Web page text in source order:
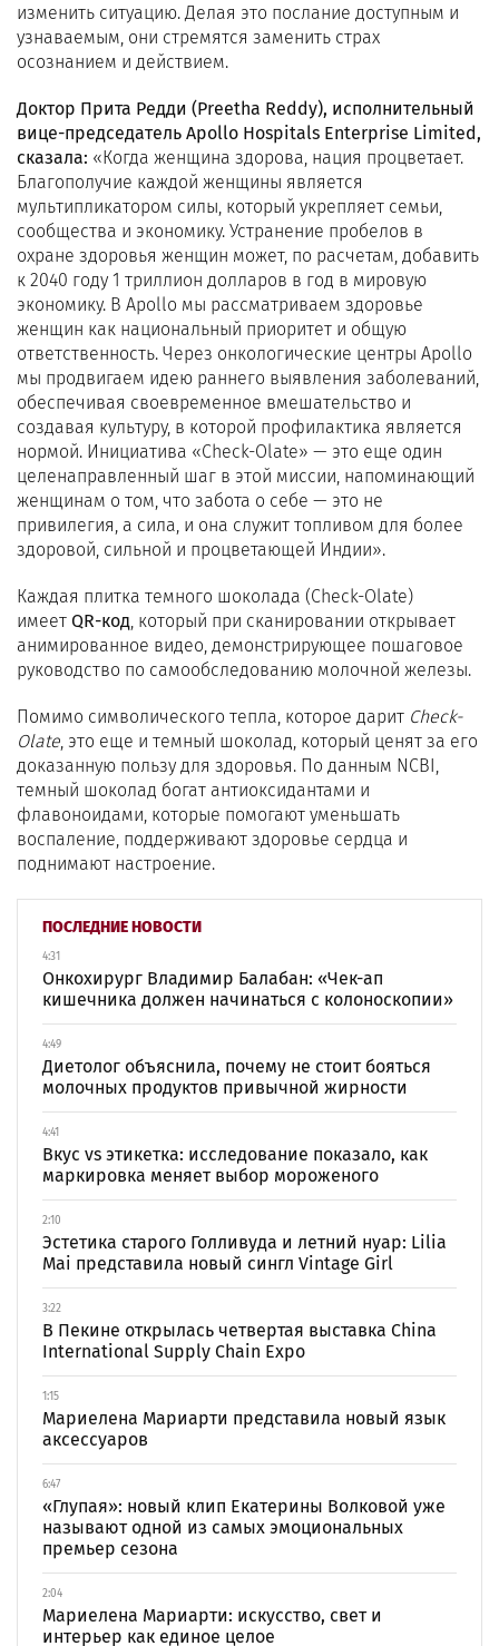
ПОСЛЕДНИЕ НОВОСТИ
4:31
Онкохирург Владимир Балабан: «Чек-ап
кишечника должен начинаться с колоноскопии»
4:49
Диетолог объяснила, почему не стоит бояться
молочных продуктов привычной жирности
4:41
Вкус vs этикетка: исследование показало, как
маркировка меняет выбор мороженого
2:10
Эстетика старого Голливуда и летний нуар: Lilia
Mai представила новый сингл Vintage Girl
3:22
В Пекине открылась четвертая выставка China
International Supply Chain Expo
1:15
Мариелена Мариарти представила новый язык
аксессуаров
6:47
«Глупая»: новый клип Екатерины Волковой уже
называют одной из самых эмоциональных
премьер сезона
2:04
Мариелена Мариарти: искусство, свет и
интерьер как единое целое
изменить ситуацию. Делая это послание доступным и
узнаваемым, они стремятся заменить страх
осознанием и действием.
Доктор Прита Редди (Preetha Reddy), исполнительный
вице-председатель Apollo Hospitals Enterprise Limited,
сказала: «Когда женщина здорова, нация процветает.
Благополучие каждой женщины является
мультипликатором силы, который укрепляет семьи,
сообщества и экономику. Устранение пробелов в
охране здоровья женщин может, по расчетам, добавить
к 2040 году 1 триллион долларов в год в мировую
экономику. В Apollo мы рассматриваем здоровье
женщин как национальный приоритет и общую
ответственность. Через онкологические центры Apollo
мы продвигаем идею раннего выявления заболеваний,
обеспечивая своевременное вмешательство и
создавая культуру, в которой профилактика является
нормой. Инициатива «Check-Olate» — это еще один
целенаправленный шаг в этой миссии, напоминающий
женщинам о том, что забота о себе — это не
привилегия, а сила, и она служит топливом для более
здоровой, сильной и процветающей Индии».
Каждая плитка темного шоколада (Check-Olate)
имеет QR-код, который при сканировании открывает
анимированное видео, демонстрирующее пошаговое
руководство по самообследованию молочной железы.
Помимо символического тепла, которое дарит Check-
Olate, это еще и темный шоколад, который ценят за его
доказанную пользу для здоровья. По данным NCBI,
темный шоколад богат антиоксидантами и
флавоноидами, которые помогают уменьшать
воспаление, поддерживают здоровье сердца и
поднимают настроение.